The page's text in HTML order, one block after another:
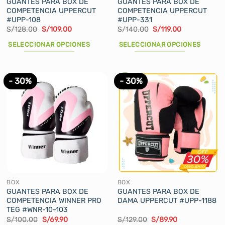
COMPETENCIA UPPERCUT
#UPP-108
S/128.00 El
original
era:
S/109.00El
actual
es:
SELECCIONAR OPCIONES
tiene
múltiples
variantes.
opciones
pueden
la
página
de
producto
COMPETENCIA UPPERCUT
#UPP-331
S/140.00 El
original
era:
S/119.00El
actual
es:
SELECCIONAR OPCIONES
tiene
múltiples
variantes.
opciones
pueden
elegir
en
la
página
de
- 30%
BOX
GUANTES PARA BOX DE
COMPETENCIA WINNER PRO
TEG #WNR-10-103
S/100.00 El
S/69.90El
- 30%
BOX
GUANTES PARA BOX DE
DAMA UPPERCUT #UPP-1188
S/129.00 El
S/89.90El